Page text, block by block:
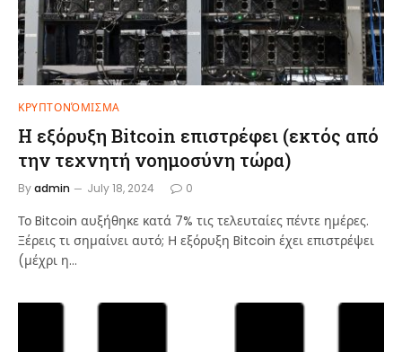
ΚΡΥΠΤΟΝΌΜΙΣΜΑ
Η εξόρυξη Bitcoin επιστρέφει (εκτός από
την τεχνητή νοημοσύνη τώρα)
Byadmin July 18, 2024 0
Το Bitcoin αυξήθηκε κατά 7% τις τελευταίες πέντε ημέρες.
Ξέρεις τι σημαίνει αυτό; Η εξόρυξη Bitcoin έχει επιστρέψει
(μέχρι η…